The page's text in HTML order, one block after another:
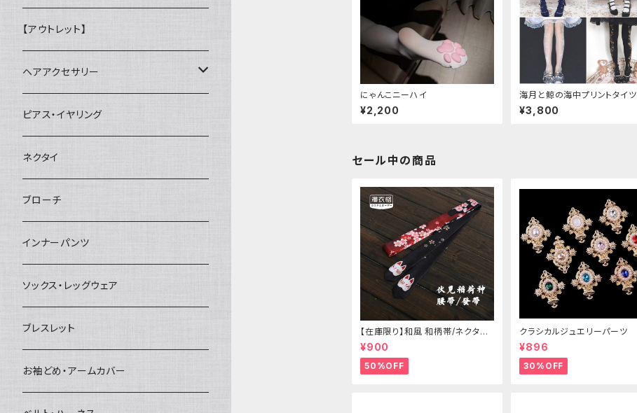
にゃんこニーハイ
¥2,200
海月と鯨の海中プリントタイツ
¥3,800
セール中の商品
【在庫限り】和風 和柄帯/ネクタイ/
リボン（狐面/金魚
¥900
50%OFF
クラシカルジュエリーパーツ
¥896
30%OFF
【アウトレット】
ヘアアクセサリー
ヘアクリップ
ヘッドドレス・カチューシャ
ヘアゴム
簪
ピアス・イヤリング
ネクタイ
ブローチ
インナーパンツ
ソックス・レッグウェア
ブレスレット
お袖どめ・アームカバー